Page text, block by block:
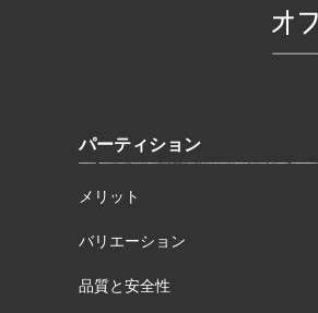
パーティション
メリット
バリエーション
品質と安全性